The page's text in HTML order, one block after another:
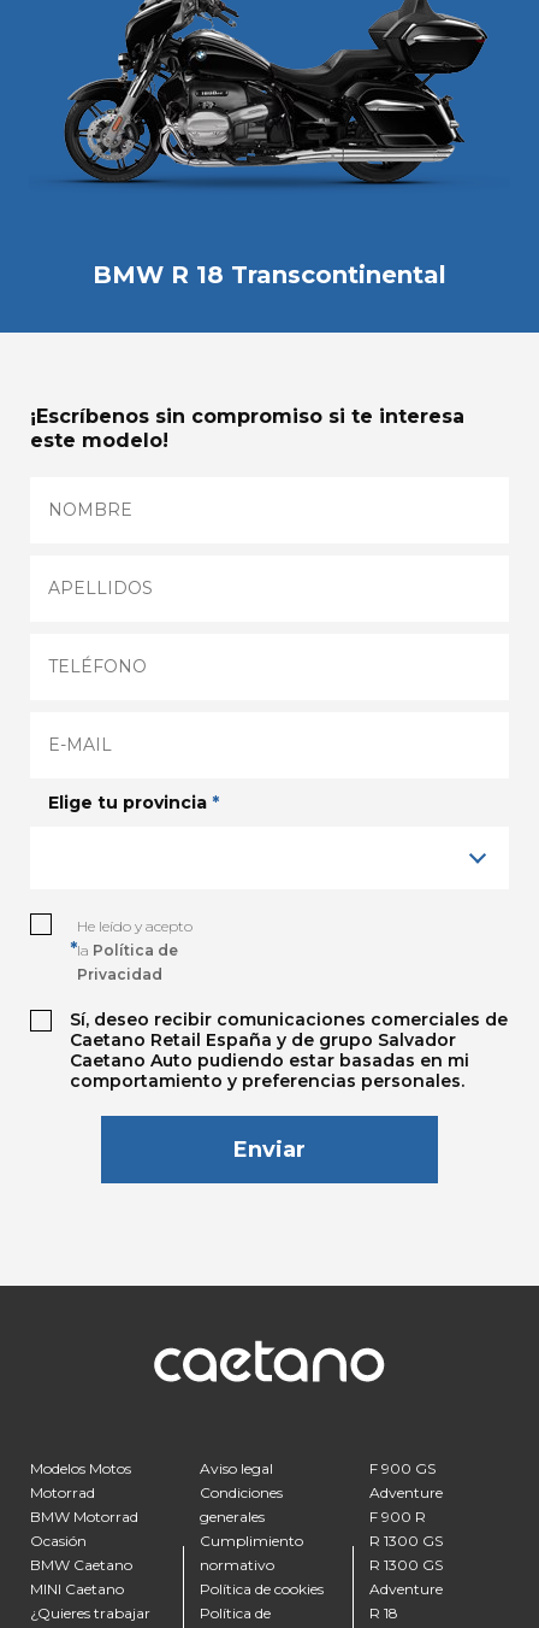
BMW R 18 Transcontinental
¡Escríbenos sin compromiso si te interesa
este modelo!
Elige tu provincia *
*
He leído y acepto
la Política de
Privacidad
Sí, deseo recibir comunicaciones comerciales de
Caetano Retail España y de grupo Salvador
Caetano Auto pudiendo estar basadas en mi
comportamiento y preferencias personales.
Modelos Motos
Motorrad
BMW Motorrad
Ocasión
BMW Caetano
MINI Caetano
¿Quieres trabajar
Aviso legal
Condiciones
generales
Cumplimiento
normativo
Política de cookies
Política de
F 900 GS
Adventure
F 900 R
R 1300 GS
R 1300 GS
Adventure
R 18